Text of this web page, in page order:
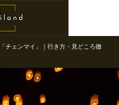
チェンマイ」｜行き方・見どころ徹